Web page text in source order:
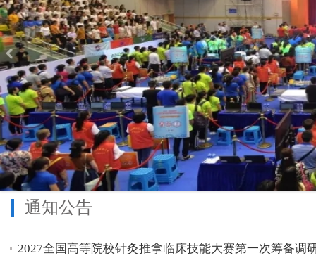
通知公告
2027全国高等院校针灸推拿临床技能大赛第一次筹备调